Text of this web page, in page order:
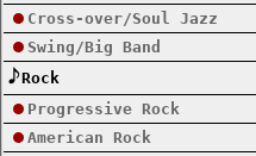
Cross-over/Soul Jazz
Swing/Big Band
Rock
Progressive Rock
American Rock